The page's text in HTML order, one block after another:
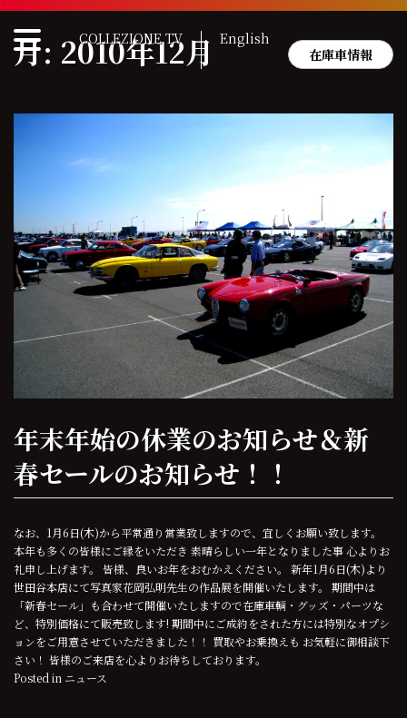
Skip
content
COLLEZIONE TV
English
在庫車情報
月: 2010年12月
年末年始の休業のお知らせ＆新
春セールのお知らせ！！
なお、1月6日(木)から平常通り営業致しますので、宜しくお願い致します。
本年も多くの皆様にご縁をいただき 素晴らしい一年となりました事 心よりお
礼申し上げます。 皆様、良いお年をおむかえください。 新年1月6日(木)より
世田谷本店にて写真家花岡弘明先生の作品展を開催いたします。 期間中は
「新春セール」も合わせて開催いたしますので在庫車輌・グッズ・パーツな
ど、特別価格にて販売致します! 期間中にご成約をされた方には特別なオプシ
ョンをご用意させていただきました！！ 買取やお乗換えも お気軽に御相談下
さい！ 皆様のご来店を心よりお待ちしております。
Posted in ニュース